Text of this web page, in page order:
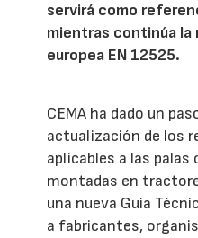
servirá como
mientras continúa la
europea EN 12525.
CEMA ha dado un
actualización de los
aplicables a las
montadas en
una nueva Guía
a fabricantes,